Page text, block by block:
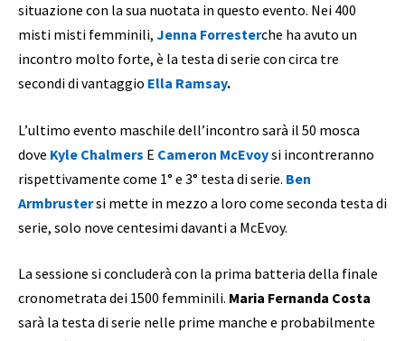
situazione con la sua nuotata in questo evento. Nei 400
misti misti femminili, Jenna Forresterche ha avuto un
incontro molto forte, è la testa di serie con circa tre
secondi di vantaggio Ella Ramsay.
L’ultimo evento maschile dell’incontro sarà il 50 mosca
dove Kyle Chalmers E Cameron McEvoysi incontreranno
rispettivamente come 1° e 3° testa di serie. Ben
Armbrustersi mette in mezzo a loro come seconda testa di
serie, solo nove centesimi davanti a McEvoy.
La sessione si concluderà con la prima batteria della finale
cronometrata dei 1500 femminili. Maria Fernanda Costa
sarà la testa di serie nelle prime manche e probabilmente